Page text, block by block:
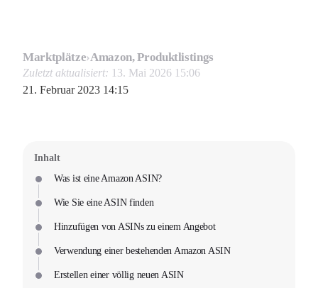
Marktplätze›Amazon, Produktlistings
Zuletzt aktualisiert: 13. Mai 2026 15:06
21. Februar 2023 14:15
Inhalt
Was ist eine Amazon ASIN?
Wie Sie eine ASIN finden
Hinzufügen von ASINs zu einem Angebot
Verwendung einer bestehenden Amazon ASIN
Erstellen einer völlig neuen ASIN